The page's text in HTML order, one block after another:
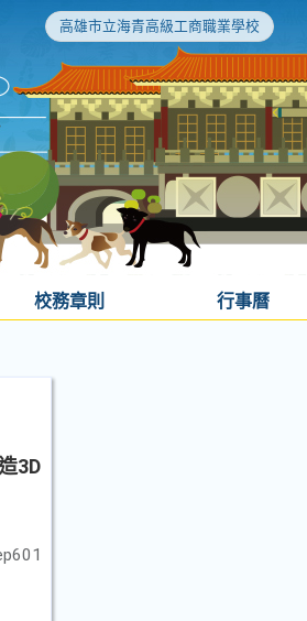
高雄市立海青高級工商職業學校
校務章則 行事曆
3D